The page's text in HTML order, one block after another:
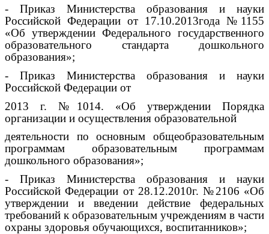
- Приказ Министерства образования и науки
Российской Федерации от 17.10.2013года №1155
«Об утверждении Федерального государственного
образовательного стандарта дошкольного
образования»;
- Приказ Министерства образования и науки
Российской Федерации от
2013 г. №1014. «Об утверждении Порядка
организации и осуществления образовательной
деятельности по основным общеобразовательным
программам образовательным программам
дошкольного образования»;
- Приказ Министерства образования и науки
Российской Федерации от 28.12.2010г. №2106 «Об
утверждении и введении действие федеральных
требований к образовательным учреждениям в части
охраны здоровья обучающихся, воспитанников»;